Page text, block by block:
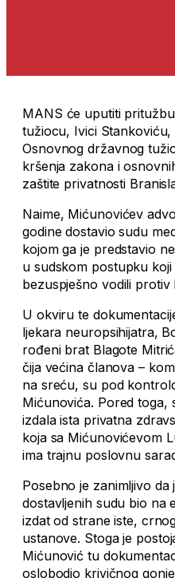
MANS će uputiti
tužiocu, Ivici
Osnovnog državnog
kršenja zakona i
zaštite privatnosti
Naime, Mićunovićev
godine dostavio sudu
kojom ga je predstavio
u sudskom postupku
bezuspješno vodili protiv
U okviru te
ljekara neuropsihijatra,
rođeni brat Blagote
čija većina članova –
na sreću, su pod
Mićunovića. Pored toga,
izdala ista privatna
koja sa Mićunovićevom
ima trajnu poslovnu
Posebno je zanimljivo
dostavljenih sudu bio na
izdat od strane iste,
ustanove. Stoga je
Mićunović tu
oslobodio krivičnog